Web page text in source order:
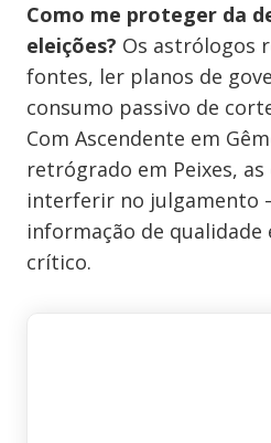
Como me proteger da
eleições? Os astrólogos
fontes, ler planos de
consumo passivo de
Com Ascendente em
retrógrado em Peixes,
interferir no julgamento
informação de qualidade
crítico.